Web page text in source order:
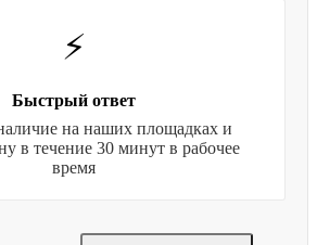
⚡
Быстрый ответ
на наших площадках и
в течение 30 минут в рабочее
время